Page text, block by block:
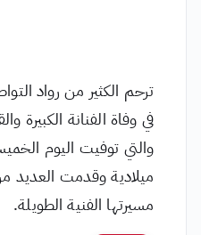
ترحم الكثير من رواد
في وفاة الفنانة الكبيرة
ميلادية وقدمت العديد
مسيرتها الفنية الطويلة.